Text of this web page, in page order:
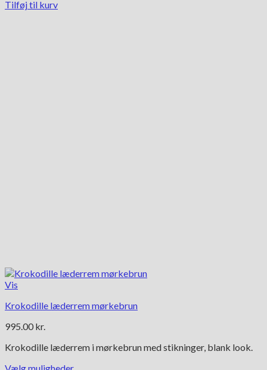
Tilføj til kurv
Vis
Krokodille læderrem mørkebrun
995.00 kr.
Krokodille læderrem i mørkebrun med stikninger, blank look.